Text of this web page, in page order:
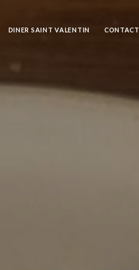
DINER SAINT VALENTIN CONTACT